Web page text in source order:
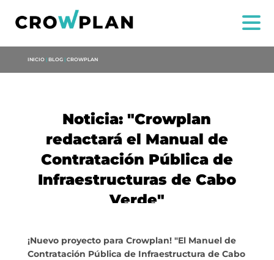
NOI
PROGETTI
INICIO | BLOG | CROWPLAN
Noticia: "Crowplan
redactará el Manual de
Contratación Pública de
Infraestructuras de Cabo
Verde"
¡Nuevo proyecto para Crowplan! "El Manuel de
Contratación Pública de Infraestructura de Cabo